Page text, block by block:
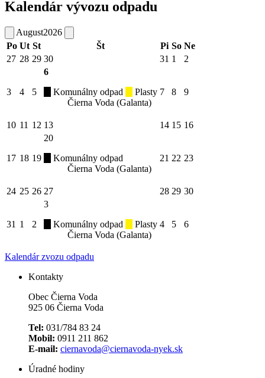
Kalendár vývozu odpadu
August2026
Po Ut St Št Pi So Ne
27 28 29 30 31 1 2
3 4 5
6
Komunálny odpad
Plasty
Čierna Voda (Galanta)
7 8 9
10 11 12 13 14 15 16
17 18 19
20
Komunálny odpad
Čierna Voda (Galanta)
21 22 23
24 25 26 27 28 29 30
31 1 2
3
Komunálny odpad
Plasty
Čierna Voda (Galanta)
4 5 6
Kalendár zvozu odpadu
Kontakty
Obec Čierna Voda
925 06 Čierna Voda
Tel: 031/784 83 24
Mobil: 0911 211 862
E-mail: ciernavoda@ciernavoda-nyek.sk
Úradné hodiny